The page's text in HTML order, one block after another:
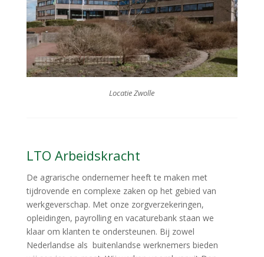
Locatie Zwolle
LTO Arbeidskracht
De agrarische ondernemer heeft te maken met
tijdrovende en complexe zaken op het gebied van
werkgeverschap. Met onze zorgverzekeringen,
opleidingen, payrolling en vacaturebank staan we
klaar om klanten te ondersteunen. Bij zowel
Nederlandse als buitenlandse werknemers bieden